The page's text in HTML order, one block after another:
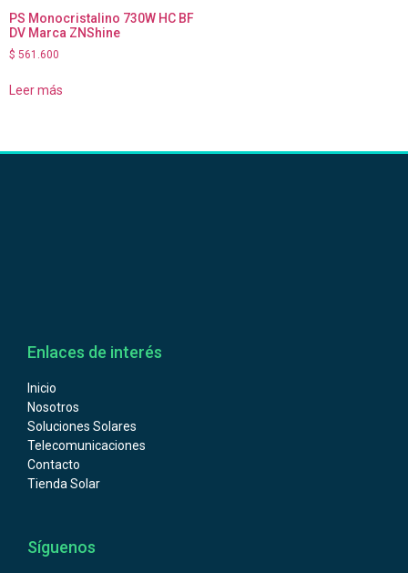
PS Monocristalino 730W HC BF
DV Marca ZNShine
$ 561.600
Leer más
Enlaces de interés
Inicio
Nosotros
Soluciones Solares
Telecomunicaciones
Contacto
Tienda Solar
Síguenos